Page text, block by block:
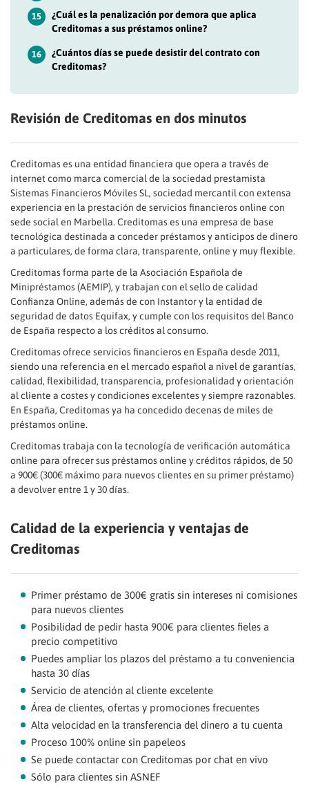
15
¿Cuál es la penalización por demora que aplica
Creditomas a sus préstamos online?
16
¿Cuántos días se puede desistir del contrato con
Creditomas?
Revisión de Creditomas en dos minutos
Creditomas es una entidad financiera que opera a través de
internet como marca comercial de la sociedad prestamista
Sistemas Financieros Móviles SL, sociedad mercantil con extensa
experiencia en la prestación de servicios financieros online con
sede social en Marbella. Creditomas es una empresa de base
tecnológica destinada a conceder préstamos y anticipos de dinero
a particulares, de forma clara, transparente, online y muy flexible.
Creditomas forma parte de la Asociación Española de
Minipréstamos (AEMIP), y trabajan con el sello de calidad
Confianza Online, además de con Instantor y la entidad de
seguridad de datos Equifax, y cumple con los requisitos del Banco
de España respecto a los créditos al consumo.
Creditomas ofrece servicios financieros en España desde 2011,
siendo una referencia en el mercado español a nivel de garantías,
calidad, flexibilidad, transparencia, profesionalidad y orientación
al cliente a costes y condiciones excelentes y siempre razonables.
En España, Creditomas ya ha concedido decenas de miles de
préstamos online.
Creditomas trabaja con la tecnología de verificación automática
online para ofrecer sus préstamos online y créditos rápidos, de 50
a 900€ (300€ máximo para nuevos clientes en su primer préstamo)
a devolver entre 1 y 30 días.
Calidad de la experiencia y ventajas de
Creditomas
Primer préstamo de 300€ gratis sin intereses ni comisiones
para nuevos clientes
Posibilidad de pedir hasta 900€ para clientes fieles a
precio competitivo
Puedes ampliar los plazos del préstamo a tu conveniencia
hasta 30 días
Servicio de atención al cliente excelente
Área de clientes, ofertas y promociones frecuentes
Alta velocidad en la transferencia del dinero a tu cuenta
Proceso 100% online sin papeleos
Se puede contactar con Creditomas por chat en vivo
Sólo para clientes sin ASNEF